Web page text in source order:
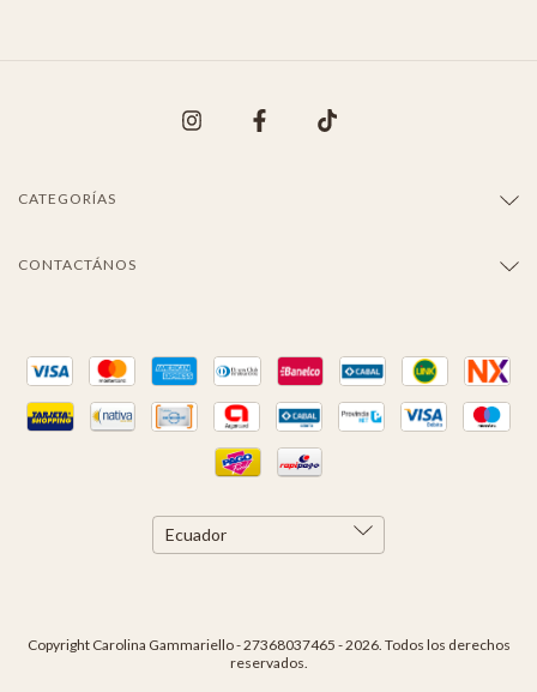
CATEGORÍAS
CONTACTÁNOS
Copyright Carolina Gammariello - 27368037465 - 2026. Todos los derechos
reservados.